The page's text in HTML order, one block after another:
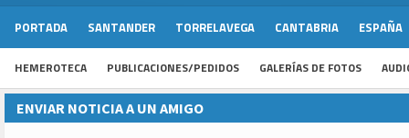
PORTADA SANTANDER TORRELAVEGA CANTABRIA ESPAÑA
HEMEROTECA PUBLICACIONES/PEDIDOS GALERÍAS DE FOTOS
ENVIAR NOTICIA A UN AMIGO